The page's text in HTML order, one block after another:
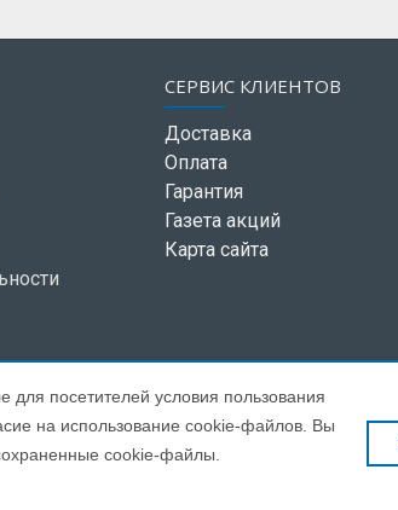
посетителей условия пользования
на использование cookie-файлов. Вы
cookie-файлы.
СЕРВИС КЛИЕНТОВ
Доставка
Оплата
Гарантия
Газета акций
Карта сайта